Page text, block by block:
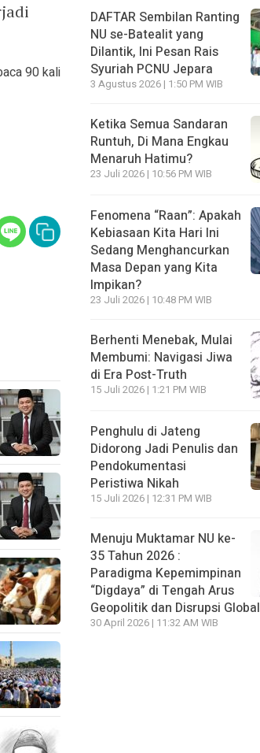
90 kali
DAFTAR Sembilan Ranting
NU se-Batealit yang
Dilantik, Ini Pesan Rais
Syuriah PCNU Jepara
3 Agustus 2026 | 1:50 PM WIB
Ketika Semua Sandaran
Runtuh, Di Mana Engkau
Menaruh Hatimu?
23 Juli 2026 | 10:56 PM WIB
Fenomena “Raan”: Apakah
Kebiasaan Kita Hari Ini
Sedang Menghancurkan
Masa Depan yang Kita
Impikan?
23 Juli 2026 | 10:48 PM WIB
Berhenti Menebak, Mulai
Membumi: Navigasi Jiwa
di Era Post-Truth
15 Juli 2026 | 1:21 PM WIB
Penghulu di Jateng
Didorong Jadi Penulis dan
Pendokumentasi
Peristiwa Nikah
15 Juli 2026 | 12:31 PM WIB
Menuju Muktamar NU ke-
35 Tahun 2026 :
Paradigma Kepemimpinan
“Digdaya” di Tengah Arus
Geopolitik dan Disrupsi Global
30 April 2026 | 11:32 AM WIB